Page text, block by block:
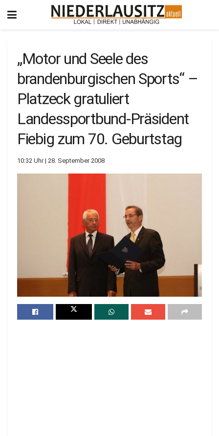
„Motor und Seele des
brandenburgischen Sports“ –
Platzeck gratuliert
Landessportbund-Präsident
Fiebig zum 70. Geburtstag
10:32 Uhr | 28. September 2008